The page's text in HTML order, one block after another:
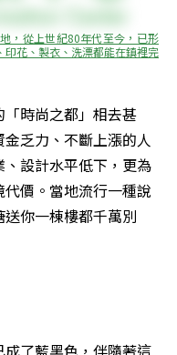
，從上世紀80年代至今，已形
花、製衣、洗漂都能在鎮裡完
時尚之都」相去甚
乏力、不斷上漲的人
設計水平低下，更為
價。當地流行一種說
你一棟樓都千萬別
了藍黑色，伴隨著這